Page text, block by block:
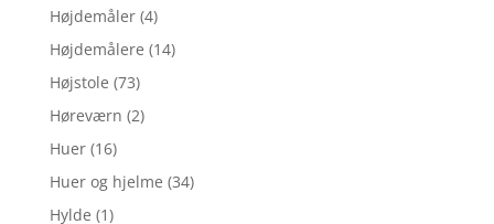
Højdemåler (4)
Højdemålere (14)
Højstole (73)
Høreværn (2)
Huer (16)
Huer og hjelme (34)
Hylde (1)